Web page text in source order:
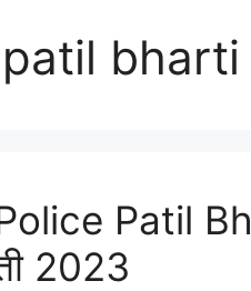
bharti
Patil
2023